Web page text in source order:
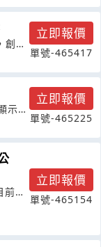
造
立即報價
單號-465417
示正
立即報價
單號-465225
有
立即報價
單號-465154